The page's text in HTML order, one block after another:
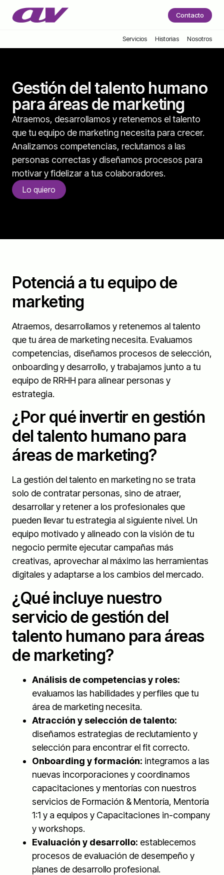
Contacto
Servicios Historias Nosotros
Gestión del talento humano
para áreas de marketing
Atraemos, desarrollamos y retenemos el talento
que tu equipo de marketing necesita para crecer.
Analizamos competencias, reclutamos a las
personas correctas y diseñamos procesos para
motivar y fidelizar a tus colaboradores.
Lo quiero
Potenciá a tu equipo de
marketing
Atraemos, desarrollamos y retenemos al talento
que tu área de marketing necesita. Evaluamos
competencias, diseñamos procesos de selección,
onboarding y desarrollo, y trabajamos junto a tu
equipo de RRHH para alinear personas y
estrategia.
¿Por qué invertir en gestión
del talento humano para
áreas de marketing?
La gestión del talento en marketing no se trata
solo de contratar personas, sino de atraer,
desarrollar y retener a los profesionales que
pueden llevar tu estrategia al siguiente nivel. Un
equipo motivado y alineado con la visión de tu
negocio permite ejecutar campañas más
creativas, aprovechar al máximo las herramientas
digitales y adaptarse a los cambios del mercado.
¿Qué incluye nuestro
servicio de gestión del
talento humano para áreas
de marketing?
Análisis de competencias y roles:
evaluamos las habilidades y perfiles que tu
área de marketing necesita.
Atracción y selección de talento:
diseñamos estrategias de reclutamiento y
selección para encontrar el fit correcto.
Onboarding y formación: integramos a las
nuevas incorporaciones y coordinamos
capacitaciones y mentorías con nuestros
servicios de Formación & Mentoría, Mentoría
1:1 y a equipos y Capacitaciones in-company
y workshops.
Evaluación y desarrollo: establecemos
procesos de evaluación de desempeño y
planes de desarrollo profesional.